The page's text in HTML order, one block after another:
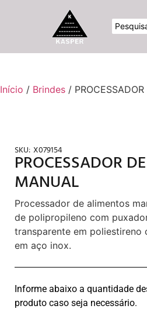
Início / Brindes /
SKU: X079154
PROCESSADOR
MANUAL
Processador de alimentos
de polipropileno com
transparente em poliestireno
em aço inox.
Informe abaixo a quantidade
produto caso seja necessário.